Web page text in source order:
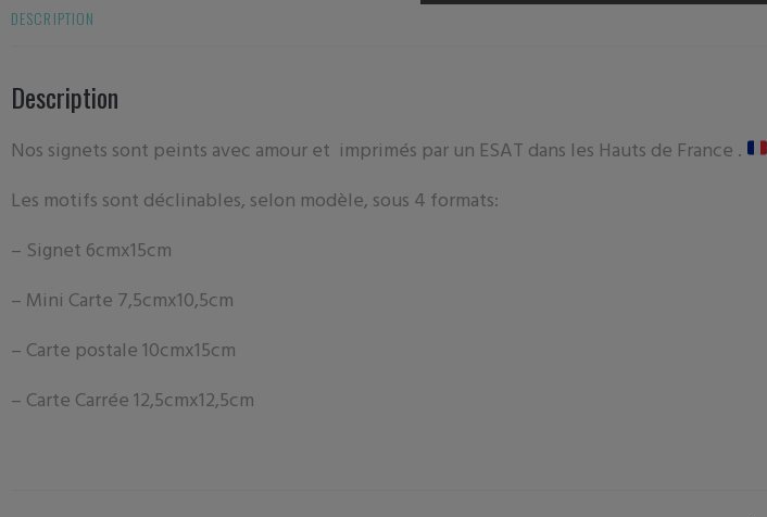
DESCRIPTION
Description
Nos signets sont peints avec amour et imprimés par un ESAT dans les Hauts de France .
Les motifs sont déclinables, selon modèle, sous 4 formats:
– Signet 6cmx15cm
– Mini Carte 7,5cmx10,5cm
– Carte postale10cmx15cm
– Carte Carrée 12,5cmx12,5cm